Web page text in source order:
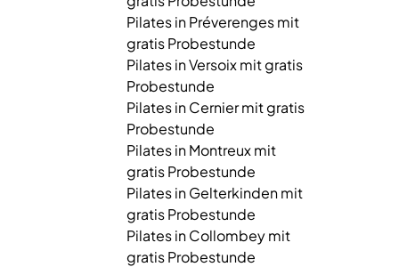
Pilates in Préverenges mit
gratis Probestunde
Pilates in Versoix mit gratis
Probestunde
Pilates in Cernier mit gratis
Probestunde
Pilates in Montreux mit
gratis Probestunde
Pilates in Gelterkinden mit
gratis Probestunde
Pilates in Collombey mit
gratis Probestunde